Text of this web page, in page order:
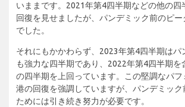
いままです。2021年第4四半期などの他の四
回復を見せましたが、パンデミック前のピ
でした。
それにもかかわらず、2023年第4四半期はパ
も強力な四半期であり、2022年第4四半期を
の四半期を上回っています。この堅調なパ
港の回復を強調していますが、パンデミック
ためには引き続き努力が必要です。